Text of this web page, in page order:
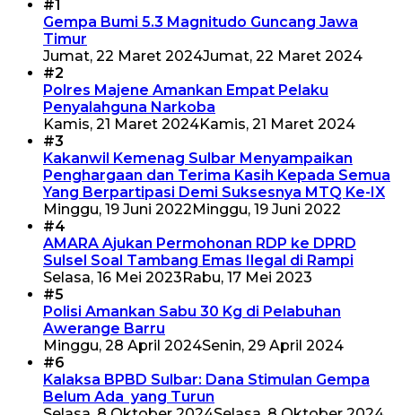
#1
Gempa Bumi 5.3 Magnitudo Guncang Jawa
Timur
Jumat, 22 Maret 2024Jumat, 22 Maret 2024
#2
Polres Majene Amankan Empat Pelaku
Penyalahguna Narkoba
Kamis, 21 Maret 2024Kamis, 21 Maret 2024
#3
Kakanwil Kemenag Sulbar Menyampaikan
Penghargaan dan Terima Kasih Kepada Semua
Yang Berpartipasi Demi Suksesnya MTQ Ke-IX
Minggu, 19 Juni 2022 Minggu, 19 Juni 2022
#4
AMARA Ajukan Permohonan RDP ke DPRD
Sulsel Soal Tambang Emas Ilegal di Rampi
Selasa, 16 Mei 2023 Rabu, 17 Mei 2023
#5
Polisi Amankan Sabu 30 Kg di Pelabuhan
Awerange Barru
Minggu, 28 April 2024Senin, 29 April 2024
#6
Kalaksa BPBD Sulbar: Dana Stimulan Gempa
Belum Ada yang Turun